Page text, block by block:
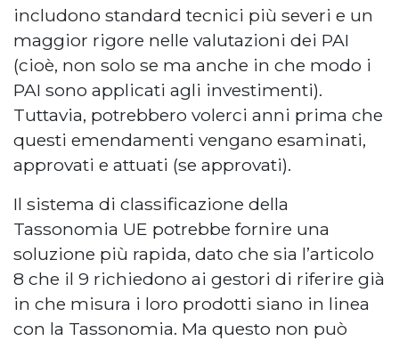
includono standard tecnici più severi e un
maggior rigore nelle valutazioni dei PAI
(cioè, non solo se ma anche in che modo i
PAI sono applicati agli investimenti).
Tuttavia, potrebbero volerci anni prima che
questi emendamenti vengano esaminati,
approvati e attuati (se approvati).
Il sistema di classificazione della
Tassonomia UE potrebbe fornire una
soluzione più rapida, dato che sia l’articolo
8 che il 9 richiedono ai gestori di riferire già
in che misura i loro prodotti siano in linea
con la Tassonomia. Ma questo non può